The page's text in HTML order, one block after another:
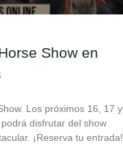
Show en
Los próximos 16, 17 y
disfrutar del show
¡Reserva tu entrada!